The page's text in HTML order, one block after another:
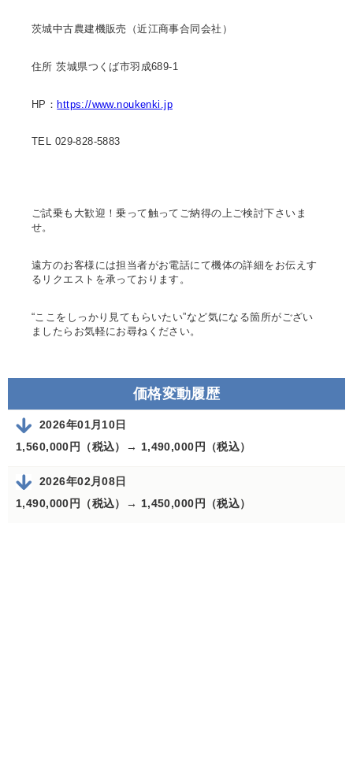
茨城中古農建機販売（近江商事合同会社）
住所 茨城県つくば市羽成689-1
HP： https://www.noukenki.jp
TEL 029-828-5883
ご試乗も大歓迎！乗って触ってご納得の上ご検討下さいま
せ。
遠方のお客様には担当者がお電話にて機体の詳細をお伝えす
るリクエストを承っております。
“ここをしっかり見てもらいたい”など気になる箇所がござい
ましたらお気軽にお尋ねください。
価格変動履歴
2026年01月10日
1,560,000円（税込）→ 1,490,000円（税込）
2026年02月08日
1,490,000円（税込）→ 1,450,000円（税込）